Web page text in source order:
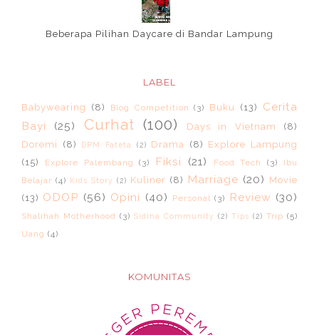
Beberapa Pilihan Daycare di Bandar Lampung
LABEL
Babywearing (8) Blog Competition (3) Buku (13)
Cerita
Bayi
(25) Curhat (100) Days in Vietnam
(8)
Doremi
(8) DPM Fateta (2) Drama (8) Explore Lampung
(15)
Explore Palembang (3) Fiksi (21) Food Tech (3)
Ibu
Belajar (4) Kids Story (2) Kuliner (8) Marriage (20) Movie
(13) ODOP (56) Opini (40) Personal (3) Review (30)
Shalihah Motherhood (3) Sidina Community (2) Tips (2) Trip (5)
Uang (4)
KOMUNITAS